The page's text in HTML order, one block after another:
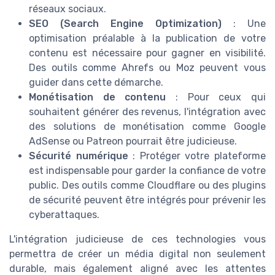
réseaux sociaux.
SEO (Search Engine Optimization) : Une
optimisation préalable à la publication de votre
contenu est nécessaire pour gagner en visibilité.
Des outils comme Ahrefs ou Moz peuvent vous
guider dans cette démarche.
Monétisation de contenu : Pour ceux qui
souhaitent générer des revenus, l'intégration avec
des solutions de monétisation comme Google
AdSense ou Patreon pourrait être judicieuse.
Sécurité numérique : Protéger votre plateforme
est indispensable pour garder la confiance de votre
public. Des outils comme Cloudflare ou des plugins
de sécurité peuvent être intégrés pour prévenir les
cyberattaques.
L'intégration judicieuse de ces technologies vous
permettra de créer un média digital non seulement
durable, mais également aligné avec les attentes